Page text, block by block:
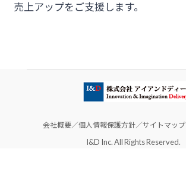
売上アップをご支援します。
会社概要／個人情報保護方針／サイトマップ
I&D Inc. All Rights Reserved.